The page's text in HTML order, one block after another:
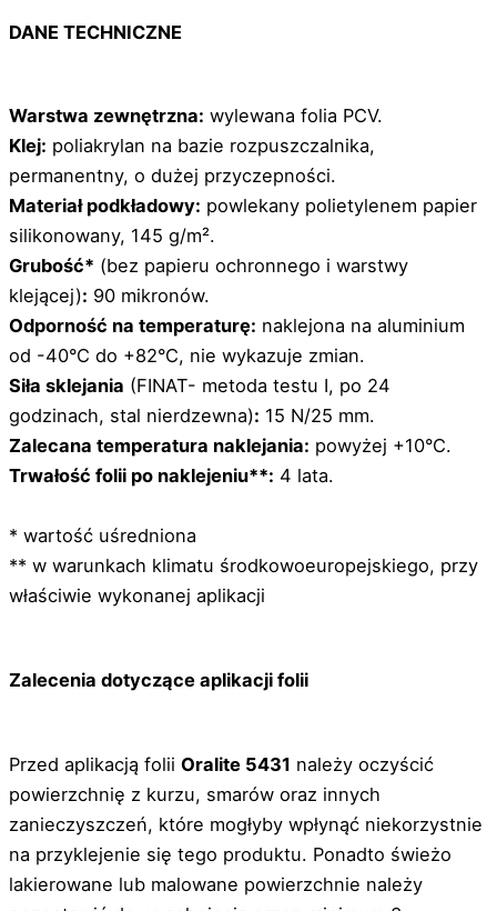
DANE TECHNICZNE
Warstwa zewnętrzna: wylewana folia PCV.
Klej: poliakrylan na bazie rozpuszczalnika,
permanentny, o dużej przyczepności.
Materiał podkładowy: powlekany polietylenem papier
silikonowany, 145 g/m².
Grubość* (bez papieru ochronnego i warstwy
klejącej): 90 mikronów.
Odporność na temperaturę: naklejona na aluminium
od -40°C do +82°C, nie wykazuje zmian.
Siła sklejania (FINAT- metoda testu I, po 24
godzinach, stal nierdzewna): 15 N/25 mm.
Zalecana temperatura naklejania: powyżej +10°C.
Trwałość folii po naklejeniu**: 4 lata.
* wartość uśredniona
** w warunkach klimatu środkowoeuropejskiego, przy
właściwie wykonanej aplikacji
Zalecenia dotyczące aplikacji folii
Przed aplikacją folii Oralite 5431 należy oczyścić
powierzchnię z kurzu, smarów oraz innych
zanieczyszczeń, które mogłyby wpłynąć niekorzystnie
na przyklejenie się tego produktu. Ponadto świeżo
lakierowane lub malowane powierzchnie należy